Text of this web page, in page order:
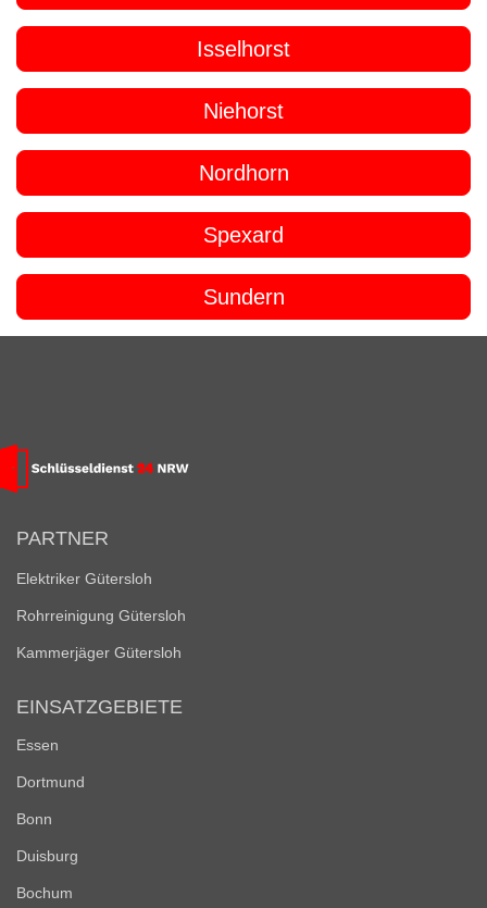
Isselhorst
Niehorst
Nordhorn
Spexard
Sundern
PARTNER
Elektriker Gütersloh
Rohrreinigung Gütersloh
Kammerjäger Gütersloh
EINSATZGEBIETE
Essen
Dortmund
Bonn
Duisburg
Bochum